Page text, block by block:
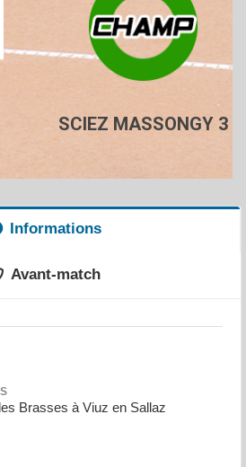
SCIEZ MASSONGY 3
Informations
Avant-match
Brasses à Viuz en Sallaz